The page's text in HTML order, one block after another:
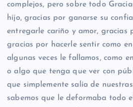
complejos, pero sobre todo
hijo, gracias por ganarse su
entregarle cariño y amor, gracias
gracias por hacerle sentir como
algunas veces le fallamos, como
o algo que tenga que ver con
que simplemente salía de
sabemos que le deformaba todo